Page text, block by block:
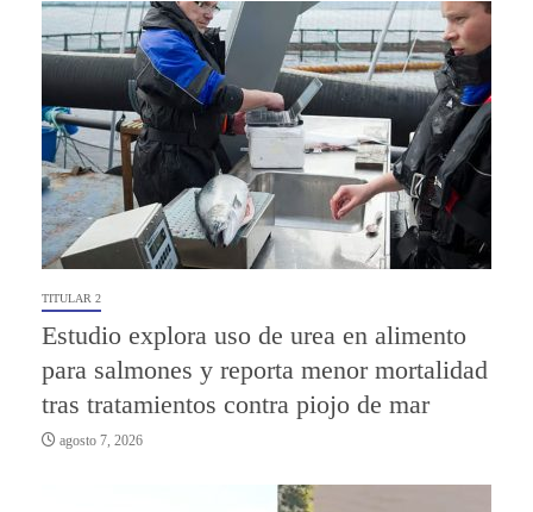
TITULAR 2
Estudio explora uso de urea en alimento
para salmones y reporta menor mortalidad
tras tratamientos contra piojo de mar
agosto 7, 2026